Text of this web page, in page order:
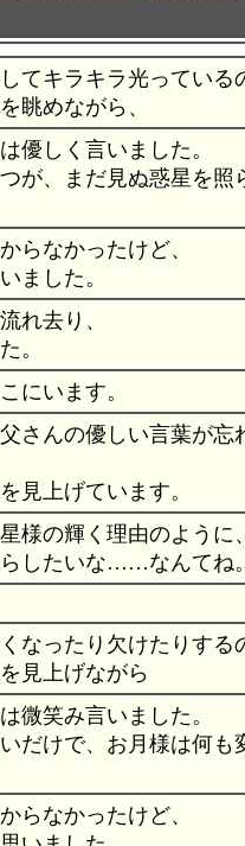
てキラキラ光っている
眺めながら、
優しく言いました。
が、まだ見ぬ惑星を照
らなかったけど、
ました。
れ去り、
。
にいます。
さんの優しい言葉が忘
見上げています。
様の輝く理由のように
したいな……なんてね
なったり欠けたりする
見上げながら
微笑み言いました。
だけで、お月様は何も
らなかったけど、